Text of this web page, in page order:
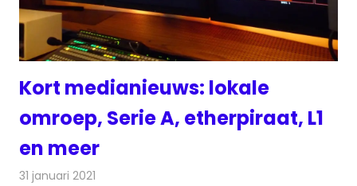
Kort medianieuws: lokale
omroep, Serie A, etherpiraat, L1
en meer
31 januari 2021